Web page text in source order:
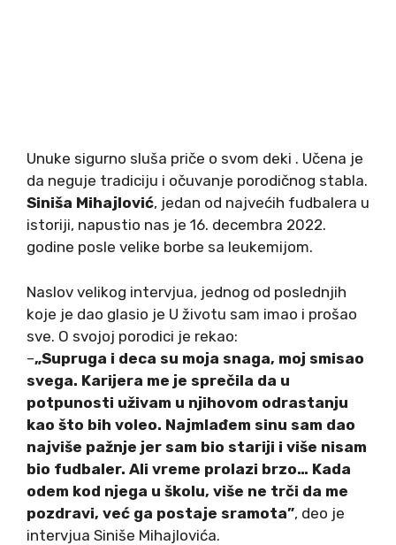
Unuke sigurno sluša priče o svom deki . Učena je
da neguje tradiciju i očuvanje porodičnog stabla.
Siniša Mihajlović, jedan od najvećih fudbalera u
istoriji, napustio nas je 16. decembra 2022.
godine posle velike borbe sa leukemijom.
Naslov velikog intervjua, jednog od poslednjih
koje je dao glasio je U životu sam imao i prošao
sve. O svojoj porodici je rekao:
–„Supruga i deca su moja snaga, moj smisao
svega. Karijera me je sprečila da u
potpunosti uživam u njihovom odrastanju
kao što bih voleo. Najmlađem sinu sam dao
najviše pažnje jer sam bio stariji i više nisam
bio fudbaler. Ali vreme prolazi brzo… Kada
odem kod njega u školu, više ne trči da me
pozdravi, već ga postaje sramota”, deo je
intervjua Siniše Mihajlovića.